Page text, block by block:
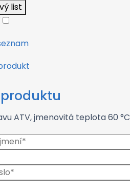
list
ATV, jmenovitá teplota 60 °C